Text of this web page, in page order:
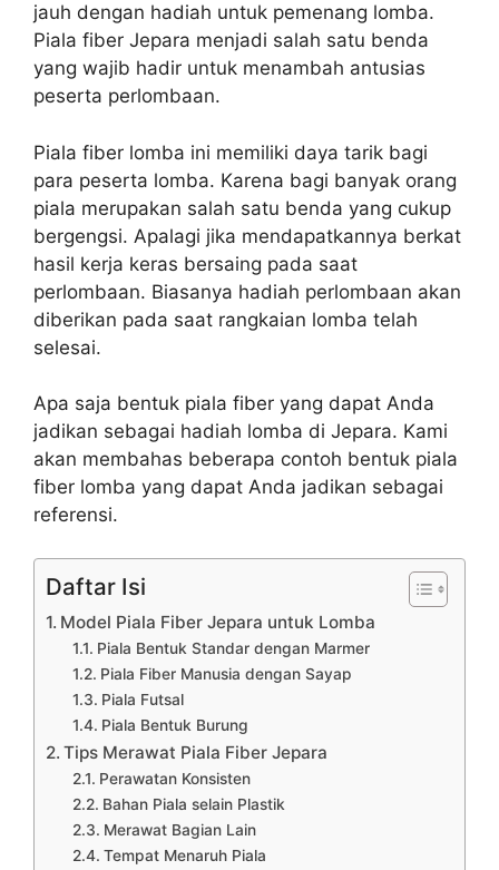
jauh dengan hadiah untuk pemenang lomba.
Piala fiber Jepara menjadi salah satu benda
yang wajib hadir untuk menambah antusias
peserta perlombaan.
Piala fiber lomba ini memiliki daya tarik bagi
para peserta lomba. Karena bagi banyak orang
piala merupakan salah satu benda yang cukup
bergengsi. Apalagi jika mendapatkannya berkat
hasil kerja keras bersaing pada saat
perlombaan. Biasanya hadiah perlombaan akan
diberikan pada saat rangkaian lomba telah
selesai.
Apa saja bentuk piala fiber yang dapat Anda
jadikan sebagai hadiah lomba di Jepara. Kami
akan membahas beberapa contoh bentuk piala
fiber lomba yang dapat Anda jadikan sebagai
referensi.
Daftar Isi
Model Piala Fiber Jepara untuk Lomba
Piala Bentuk Standar dengan Marmer
Piala Fiber Manusia dengan Sayap
Piala Futsal
Piala Bentuk Burung
Tips Merawat Piala Fiber Jepara
Perawatan Konsisten
Bahan Piala selain Plastik
Merawat Bagian Lain
Tempat Menaruh Piala